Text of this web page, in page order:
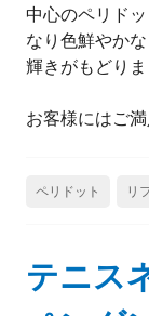
中心のペリド
なり色鮮やかな
輝きがもどりま
お客様にはご
ペリドット リ
テニス